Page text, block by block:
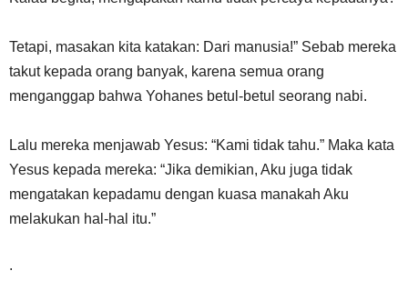
Tetapi, masakan kita katakan: Dari manusia!” Sebab mereka
takut kepada orang banyak, karena semua orang
menganggap bahwa Yohanes betul-betul seorang nabi.
Lalu mereka menjawab Yesus: “Kami tidak tahu.” Maka kata
Yesus kepada mereka: “Jika demikian, Aku juga tidak
mengatakan kepadamu dengan kuasa manakah Aku
melakukan hal-hal itu.”
.